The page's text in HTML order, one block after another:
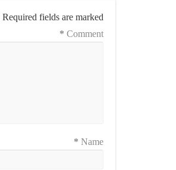
Required fields are marked
Comment
*
Name
*